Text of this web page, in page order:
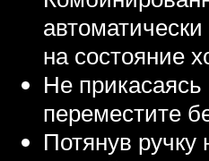
на состояние
Не прикасаясь
переместите
Потянув ручку